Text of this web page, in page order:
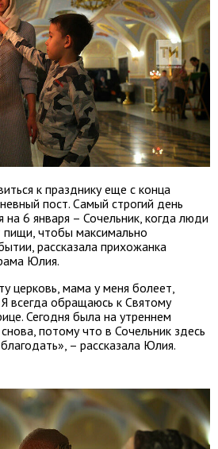
к празднику еще с конца
пост. Самый строгий день
на 6 января – Сочельник, когда люди
чтобы максимально
рассказала прихожанка
Юлия.
церковь, мама у меня болеет,
всегда обращаюсь к Святому
Сегодня была на утреннем
потому что в Сочельник здесь
– рассказала Юлия.